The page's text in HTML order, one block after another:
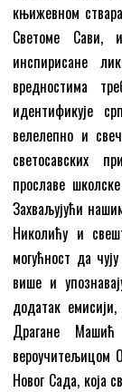
књижевном
Светоме Сави,
инспирисане
вредностима
идентификује
велелепно и
светосавских
прославе
Захваљујући
Николићу и
могућност да
више и
додатак
Драгане
вероучитељицом
Новог Сада, која